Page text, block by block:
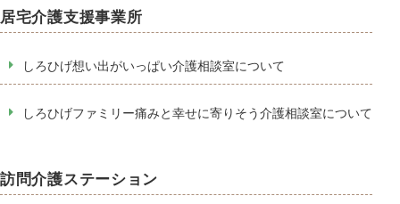
居宅介護支援事業所
しろひげ想い出がいっぱい介護相談室について
しろひげファミリー痛みと幸せに寄りそう介護相談室について
訪問介護ステーション